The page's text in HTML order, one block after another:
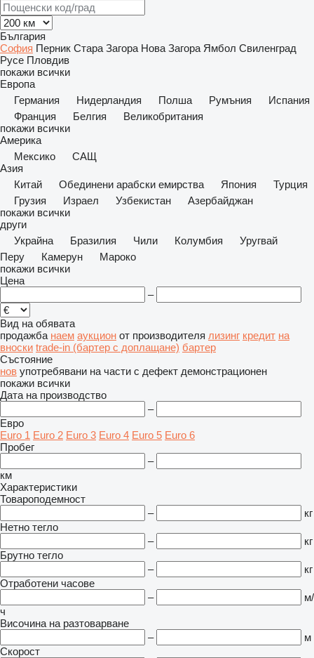
България
София Перник Стара Загора Нова Загора Ямбол Свиленград
Русе Пловдив
покажи всички
Европа
Германия
Нидерландия Полша Румъния
Испания
Франция
Белгия
Великобритания
покажи всички
Америка
Мексико
САЩ
Азия
Китай
Обединени арабски емирства Япония
Турция
Грузия
Израел Узбекистан
Азербайджан
покажи всички
други
Украйна
Бразилия Чили Колумбия
Уругвай
Перу
Камерун
Мароко
покажи всички
Цена
–
Вид на обявата
продажба наем аукцион от производителя лизинг кредит на
вноски trade-in (бартер с доплащане) бартер
Състояние
нов употребявани на части с дефект демонстрационен
покажи всички
Дата на производство
–
Евро
Euro 1 Euro 2 Euro 3 Euro 4 Euro 5 Euro 6
Пробег
–
км
Характеристики
Товароподемност
–
кг
Нетно тегло
–
кг
Брутно тегло
–
кг
Отработени часове
–
м/
ч
Височина на разтоварване
–
м
Скорост